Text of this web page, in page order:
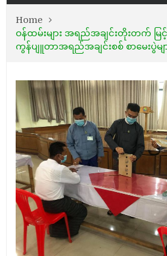
Home
ဝန်ထမ်းများ အရည်အချင်းတိုးတက် မြင့်မ
ကွန်ပျူတာအရည်အချင်းစစ် စာမေးပွဲများ